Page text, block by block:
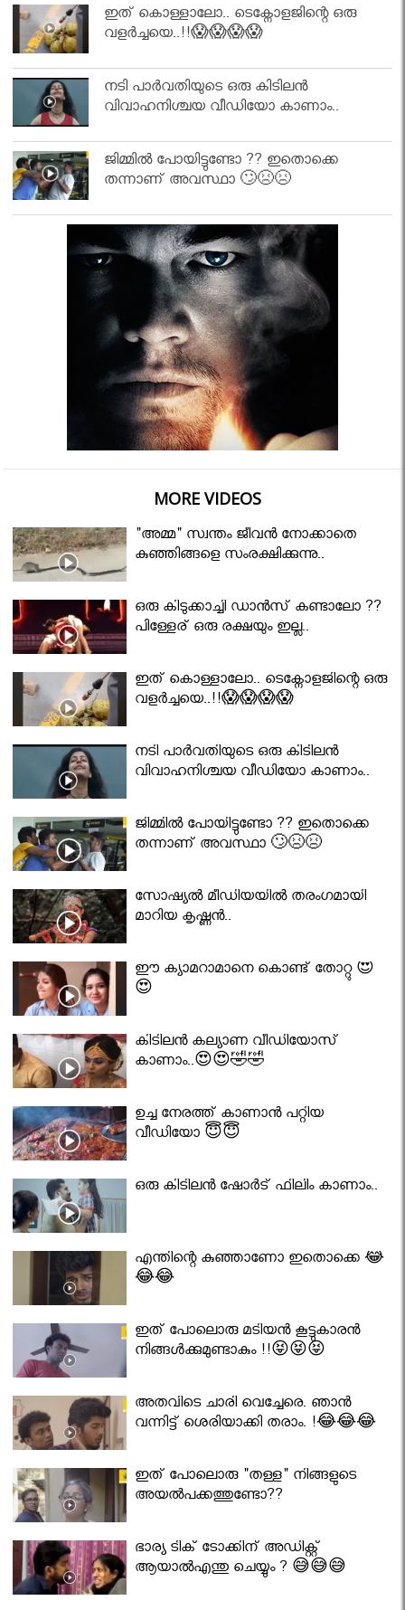
ഇത് കൊള്ളാലോ.. ടെക്നോളജിന്റെ ഒരു
വളർച്ചയെ..!!😱😱😱😱
നടി പാർവതിയുടെ ഒരു കിടിലൻ
വിവാഹനിശ്ചയ വീഡിയോ കാണാം..
ജിമ്മിൽ പോയിട്ടുണ്ടോ ?? ഇതൊക്കെ
തന്നാണ് അവസ്ഥാ 🙄😣😣
MORE VIDEOS
"അമ്മ" സ്വന്തം ജീവൻ നോക്കാതെ
കുഞ്ഞിങ്ങളെ സംരക്ഷിക്കുന്നു..
ഒരു കിടുക്കാച്ചി ഡാൻസ് കണ്ടാലോ ??
പിള്ളേര് ഒരു രക്ഷയും ഇല്ല..
ഇത് കൊള്ളാലോ.. ടെക്നോളജിന്റെ ഒരു
വളർച്ചയെ..!!😱😱😱😱
നടി പാർവതിയുടെ ഒരു കിടിലൻ
വിവാഹനിശ്ചയ വീഡിയോ കാണാം..
ജിമ്മിൽ പോയിട്ടുണ്ടോ ?? ഇതൊക്കെ
തന്നാണ് അവസ്ഥാ 🙄😣😣
സോഷ്യൽ മീഡിയയിൽ തരംഗമായി
മാറിയ കൃഷ്ണൻ..
ഈ ക്യാമറാമാനെ കൊണ്ട് തോറ്റു 😍
😍
കിടിലൻ കല്യാണ വീഡിയോസ്
കാണാം..😍😍🤣🤣
ഉച്ച നേരത്ത് കാണാൻ പറ്റിയ
വീഡിയോ 😇😇
ഒരു കിടിലൻ ഷോർട് ഫിലിം കാണാം..
എന്തിന്റെ കുഞ്ഞാണോ ഇതൊക്കെ 😂
😂😂
ഇത് പോലൊരു മടിയൻ കൂട്ടുകാരൻ
നിങ്ങൾക്കുമുണ്ടാകും !!😝😝😝
അതവിടെ ചാരി വെച്ചേരെ. ഞാൻ
വന്നിട്ട് ശെരിയാക്കി തരാം. !😂😂😂
ഇത് പോലൊരു "തള്ള" നിങ്ങളുടെ
അയല്‍പക്കത്തുണ്ടോ??
ഭാര്യ ടിക് ടോക്കിന് അഡിക്റ്റ്
ആയാൽഎന്തു ചെയ്യും ? 😅😅😅